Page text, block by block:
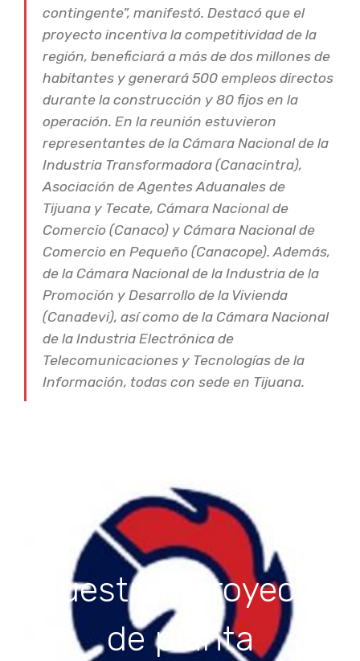
contingente”, manifestó. Destacó que el
proyecto incentiva la competitividad de la
región, beneficiará a más de dos millones de
habitantes y generará 500 empleos directos
durante la construcción y 80 fijos en la
operación. En la reunión estuvieron
representantes de la Cámara Nacional de la
Industria Transformadora (Canacintra),
Asociación de Agentes Aduanales de
Tijuana y Tecate, Cámara Nacional de
Comercio (Canaco) y Cámara Nacional de
Comercio en Pequeño (Canacope). Además,
de la Cámara Nacional de la Industria de la
Promoción y Desarrollo de la Vivienda
(Canadevi), así como de la Cámara Nacional
de la Industria Electrónica de
Telecomunicaciones y Tecnologías de la
Información, todas con sede en Tijuana.
Muestran proyecto
de planta